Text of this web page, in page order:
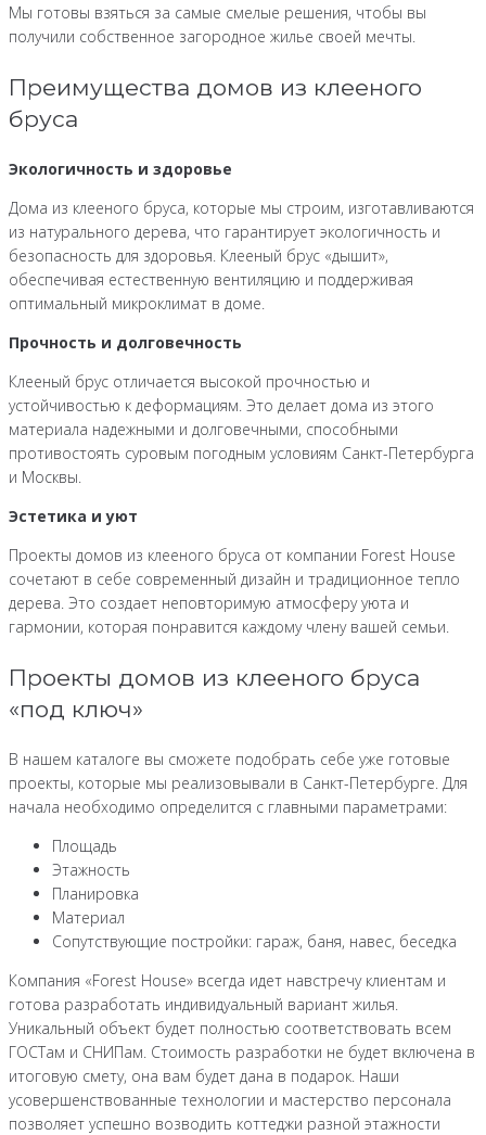
Мы готовы взяться за самые смелые решения, чтобы вы
получили собственное загородное жилье своей мечты.
Преимущества домов из клееного
бруса
Экологичность и здоровье
Дома из клееного бруса, которые мы строим, изготавливаются
из натурального дерева, что гарантирует экологичность и
безопасность для здоровья. Клееный брус «дышит»,
обеспечивая естественную вентиляцию и поддерживая
оптимальный микроклимат в доме.
Прочность и долговечность
Клееный брус отличается высокой прочностью и
устойчивостью к деформациям. Это делает дома из этого
материала надежными и долговечными, способными
противостоять суровым погодным условиям Санкт-Петербурга
и Москвы.
Эстетика и уют
Проекты домов из клееного бруса от компании Forest House
сочетают в себе современный дизайн и традиционное тепло
дерева. Это создает неповторимую атмосферу уюта и
гармонии, которая понравится каждому члену вашей семьи.
Проекты домов из клееного бруса
«под ключ»
В нашем каталоге вы сможете подобрать себе уже готовые
проекты, которые мы реализовывали в Санкт-Петербурге. Для
начала необходимо определится с главными параметрами:
Площадь
Этажность
Планировка
Материал
Сопутствующие постройки: гараж, баня, навес, беседка
Компания «Forest House» всегда идет навстречу клиентам и
готова разработать индивидуальный вариант жилья.
Уникальный объект будет полностью соответствовать всем
ГОСТам и СНИПам. Стоимость разработки не будет включена в
итоговую смету, она вам будет дана в подарок. Наши
усовершенствованные технологии и мастерство персонала
позволяет успешно возводить коттеджи разной этажности